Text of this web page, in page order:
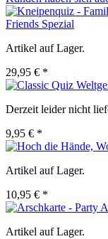
Friends Spezial
Artikel auf Lager.
29,95 € *
Derzeit leider nicht
9,95 € *
Artikel auf Lager.
10,95 € *
Artikel auf Lager.